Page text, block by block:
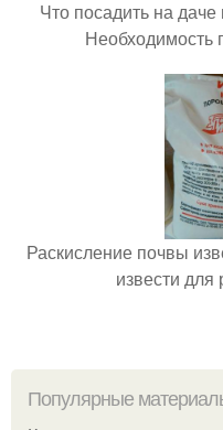
Что посадить на
Необходимость
Раскисление почвы
извести
Популярные